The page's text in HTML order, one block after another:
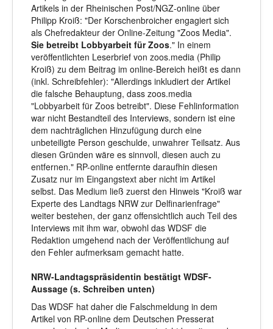
Artikels in der Rheinischen Post/NGZ-online über
Philipp Kroiß: "Der Korschenbroicher engagiert sich
als Chefredakteur der Online-Zeitung "Zoos Media".
Sie betreibt Lobbyarbeit für Zoos." In einem
veröffentlichten Leserbrief von zoos.media (Philip
Kroiß) zu dem Beitrag im online-Bereich heißt es dann
(inkl. Schreibfehler): "Allerdings inkludiert der Artikel
die falsche Behauptung, dass zoos.media
"Lobbyarbeit für Zoos betreibt". Diese Fehlinformation
war nicht Bestandteil des Interviews, sondern ist eine
dem nachträglichen Hinzufügung durch eine
unbeteiligte Person geschulde, unwahrer Teilsatz. Aus
diesen Gründen wäre es sinnvoll, diesen auch zu
entfernen." RP-online entfernte daraufhin diesen
Zusatz nur im Eingangstext aber nicht im Artikel
selbst. Das Medium ließ zuerst den Hinweis "Kroiß war
Experte des Landtags NRW zur Delfinarienfrage"
weiter bestehen, der ganz offensichtlich auch Teil des
Interviews mit ihm war, obwohl das WDSF die
Redaktion umgehend nach der Veröffentlichung auf
den Fehler aufmerksam gemacht hatte.
NRW-Landtagspräsidentin bestätigt WDSF-
Aussage (s. Schreiben unten)
Das WDSF hat daher die Falschmeldung in dem
Artikel von RP-online dem Deutschen Presserat